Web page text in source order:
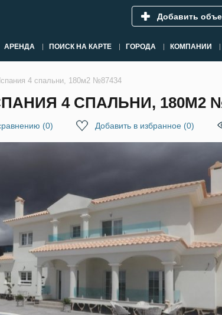
Добавить
АРЕНДА ПОИСК НА КАРТЕ ГОРОДА КОМПАНИИ
4 спальни, 180м2 №87434
4 СПАЛЬНИ, 180М2
(0) Добавить в избранное (0)